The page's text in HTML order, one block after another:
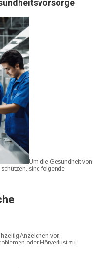
Um die Gesundheit von
sind folgende
Anzeichen von
oder Hörverlust zu